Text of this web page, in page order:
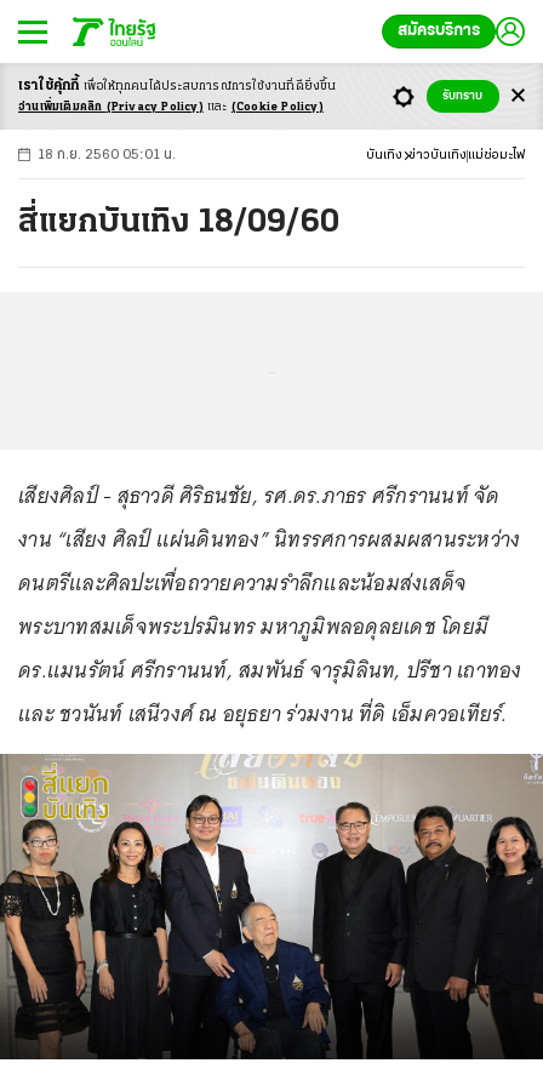
สมัครบริการ
-ก ก ก+
18 ก.ย. 2560 05:01 น. บันเทิง ข่าวบันเทิง แม่ช่อมะไฟ
สี่แยกบันเทิง 18/09/60
เสียงศิลป์ - สุธาวดี ศิริธนชัย, รศ.ดร.ภาธร ศรีกรานนท์ จัด
งาน “เสียง ศิลป์ แผ่นดินทอง” นิทรรศการผสมผสานระหว่าง
ดนตรีและศิลปะเพื่อถวายความรำลึกและน้อมส่งเสด็จ
พระบาทสมเด็จพระปรมินทร มหาภูมิพลอดุลยเดช โดยมี
ดร.แมนรัตน์ ศรีกรานนท์, สมพันธ์ จารุมิลินท, ปรีชา เถาทอง
และ ชวนันท์ เสนีวงศ์ ณ อยุธยา ร่วมงาน ที่ดิ เอ็มควอเทียร์.
เราใช้คุ้กกี้ เพื่อให้ทุกคนได้ประสบการณ์การใช้งานที่ดียิ่งขึ้น
อ่านเพิ่มเติมคลิก (Privacy Policy) และ (Cookie Policy)
รับทราบ